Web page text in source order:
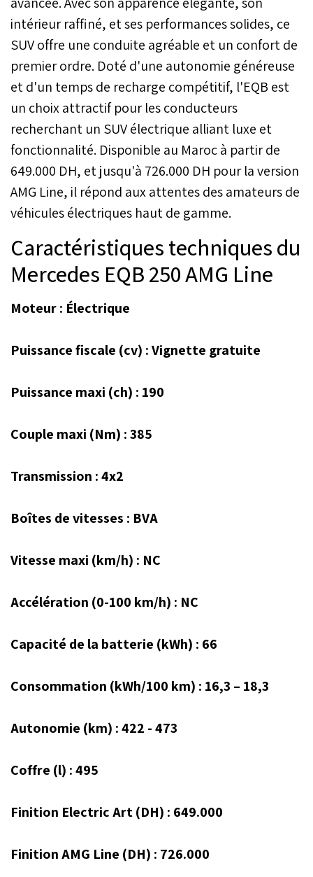
premier diagnostic et,
dans certains cas,
dépanner temporairement
la voiture avant de
procéder aux réparations
adéquates.
intérieur raffiné, et ses performances solides, ce
SUV offre une conduite agréable et un confort de
premier ordre. Doté d'une autonomie généreuse
et d'un temps de recharge compétitif, l'EQB est
un choix attractif pour les conducteurs
recherchant un SUV électrique alliant luxe et
fonctionnalité. Disponible au Maroc à partir de
649.000 DH, et jusqu'à 726.000 DH pour la version
AMG Line, il répond aux attentes des amateurs de
véhicules électriques haut de gamme.
Caractéristiques techniques du
Mercedes EQB 250 AMG Line
Moteur : Électrique
Puissance fiscale (cv) : Vignette gratuite
Puissance maxi (ch) : 190
Couple maxi (Nm) : 385
Transmission : 4x2
Boîtes de vitesses : BVA
Vitesse maxi (km/h) : NC
Accélération (0-100 km/h) : NC
Capacité de la batterie (kWh) : 66
Consommation (kWh/100 km) : 16,3 – 18,3
Autonomie (km) : 422 - 473
Coffre (l) : 495
Finition Electric Art (DH) : 649.000
Finition AMG Line (DH) : 726.000